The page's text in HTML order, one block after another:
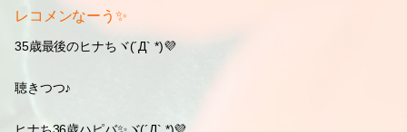
レコメンなーう✨
35歳最後のヒナちヾ(´Д` *)💜
聴きつつ♪
ヒナち36歳ハピバ✨ヾ(´Д` *)💜